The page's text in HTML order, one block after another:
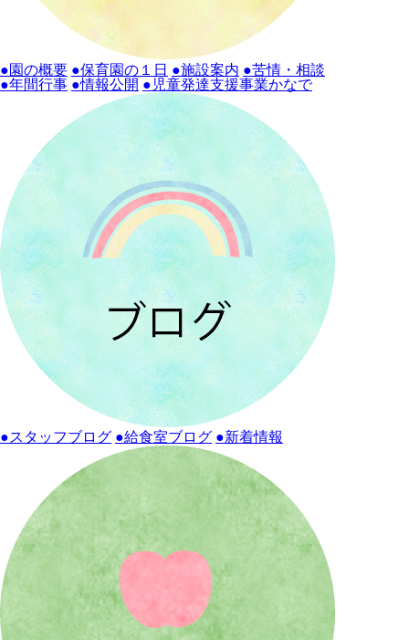
●園の概要 ●保育園の１日 ●施設案内 ●苦情・相談
●年間行事 ●情報公開 ●児童発達支援事業かなで
●スタッフブログ ●給食室ブログ ●新着情報